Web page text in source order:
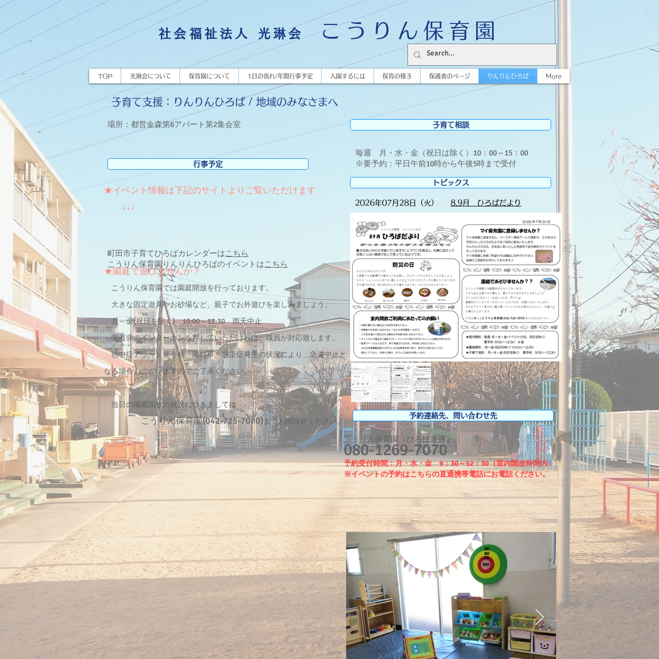
社会福祉法人 光琳会 こうりん保育園
TOP 光琳会について 保育園について 1日の流れ/年間行事予定 入園するには 保育の様子 保護者のページ りんりんひろば More
子育て支援：りんりんひろば / 地域のみなさまへ
場所：都営金森第6アパート第2集会室
行事予定
★イベント情報は下記のサイトよりご覧いただけます
​ ↓↓↓
★園庭で遊びませんか？
こうりん保育園では園庭開放を行っております。
大きな固定遊具やお砂場など、親子でお外遊びを楽しみましょう。
月～金(祝日を除く) 10:00～12:30 雨天中止
園庭側のインターホンを押していただければ、職員が対応致します。
熱中症アラート発令時、園行事、感染症発生の状況により、急遽中止と
なる場合もございますのでご了承ください。
当日の園庭開放の状況につきましては
​
こうりん保育園(042-725-7070) までお問合せください。
​町田市子育てひろばカレンダーはこちら
​こうりん保育園りんりんひろばのイベントはこちら
子育て相談
毎週 月・水・金（祝日は除く） 10：00～15：00
※要予約：平日午前10時から午後5時まで受付
トピックス
2026年07月28日（火） ​8.9月 ひろばだより
予約連絡先、問い合わせ先
こうりん保育園（ひろば直通）
080-1269-7070
予約受付時間：月・水・金 9：30～12：30（室内開放時間内）
※イベントの予約はこちら​の直通携帯電話にお電話ください。